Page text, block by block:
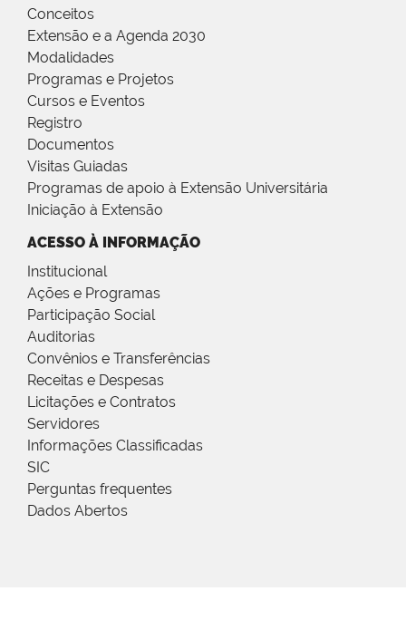
Conceitos
Extensão e a Agenda 2030
Modalidades
Programas e Projetos
Cursos e Eventos
Registro
Documentos
Visitas Guiadas
Programas de apoio à Extensão Universitária
Iniciação à Extensão
ACESSO À INFORMAÇÃO
Institucional
Ações e Programas
Participação Social
Auditorias
Convênios e Transferências
Receitas e Despesas
Licitações e Contratos
Servidores
Informações Classificadas
SIC
Perguntas frequentes
Dados Abertos